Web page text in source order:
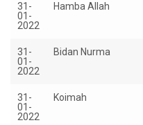
31-
01-
2022
Hamba Allah
31-
01-
2022
Bidan Nurma
31-
01-
2022
Koimah